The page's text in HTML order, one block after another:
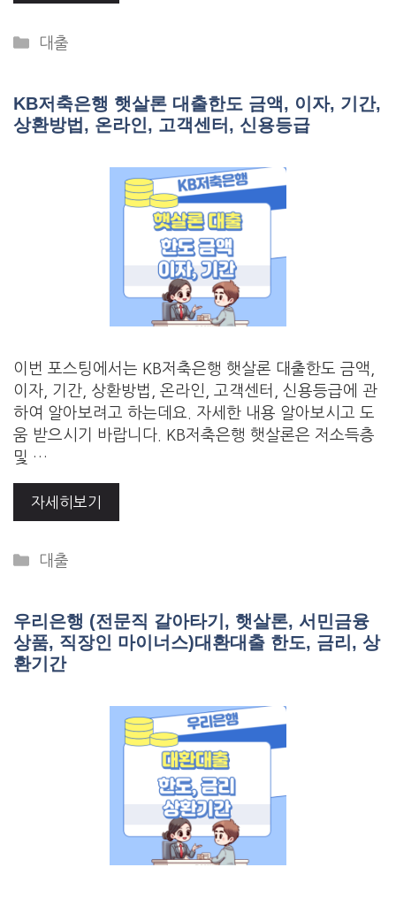
Categories
대출
KB저축은행 햇살론 대출한도 금액, 이자, 기간,
상환방법, 온라인, 고객센터, 신용등급
이번 포스팅에서는 KB저축은행 햇살론 대출한도 금액,
이자, 기간, 상환방법, 온라인, 고객센터, 신용등급에 관
하여 알아보려고 하는데요. 자세한 내용 알아보시고 도
움 받으시기 바랍니다. KB저축은행 햇살론은 저소득층
및 …
자세히보기
Categories
대출
우리은행 (전문직 갈아타기, 햇살론, 서민금융
상품, 직장인 마이너스)대환대출 한도, 금리, 상
환기간